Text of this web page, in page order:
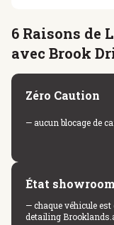
6 Raisons de
avec Brook
Zéro Caution
— aucun blocage de
État
— chaque véhicule
detailing